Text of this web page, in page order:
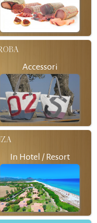
Accessori
In Hotel / Resort